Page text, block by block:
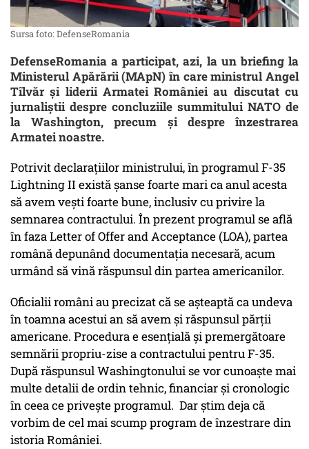
Sursa foto: DefenseRomania
DefenseRomania a participat, azi, la un briefing la
Ministerul Apărării (MApN) în care ministrul Angel
Tîlvăr și liderii Armatei României au discutat cu
jurnaliștii despre concluziile summitului NATO de
la Washington, precum și despre înzestrarea
Armatei noastre.
Potrivit declarațiilor ministrului, în programul F-35
Lightning II există șanse foarte mari ca anul acesta
să avem vești foarte bune, inclusiv cu privire la
semnarea contractului. În prezent programul se află
în faza Letter of Offer and Acceptance (LOA), partea
română depunând documentația necesară, acum
urmând să vină răspunsul din partea americanilor.
Oficialii români au precizat că se așteaptă ca undeva
în toamna acestui an să avem și răspunsul părții
americane. Procedura e esențială și premergătoare
semnării propriu-zise a contractului pentru F-35.
După răspunsul Washingtonului se vor cunoaște mai
multe detalii de ordin tehnic, financiar și cronologic
în ceea ce privește programul. Dar știm deja că
vorbim de cel mai scump program de înzestrare din
istoria României.